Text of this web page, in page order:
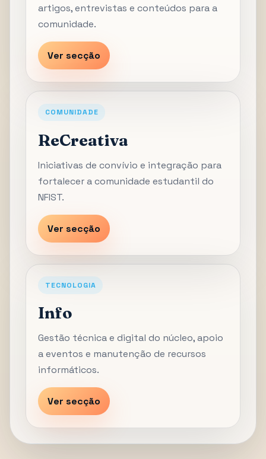
artigos, entrevistas e conteúdos para a
comunidade.
Ver secção
COMUNIDADE
ReCreativa
Iniciativas de convívio e integração para
fortalecer a comunidade estudantil do
NFIST.
Ver secção
TECNOLOGIA
Info
Gestão técnica e digital do núcleo, apoio
a eventos e manutenção de recursos
informáticos.
Ver secção